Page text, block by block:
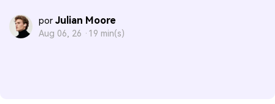
por Julian Moore
Aug 06, 26 · 19 min(s)